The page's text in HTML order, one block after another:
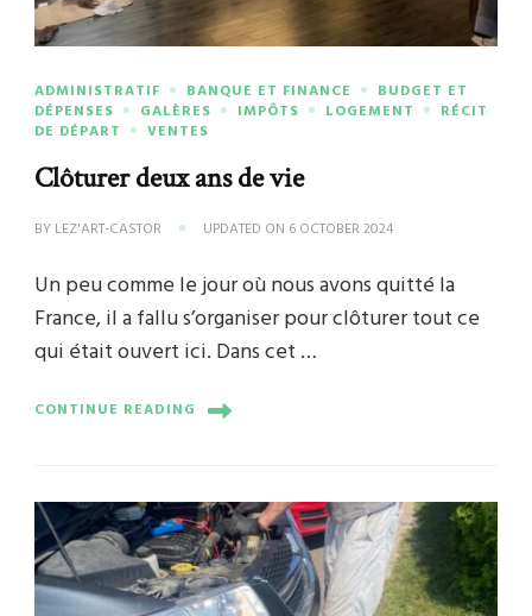
ADMINISTRATIF BANQUE ET FINANCE
BUDGET ET
DÉPENSES
GALÈRES IMPÔTS LOGEMENT
RÉCIT
DE DÉPART
VENTES
Clôturer deux ans de vie
BY LEZ'ART-CASTOR UPDATED ON 6 OCTOBER 2024
Un peu comme le jour où nous avons quitté la
France, il a fallu s’organiser pour clôturer tout ce
qui était ouvert ici. Dans cet …
CONTINUE READING